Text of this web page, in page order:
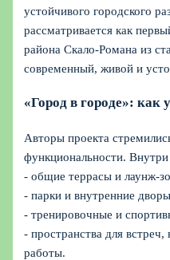
устойчивого городского
рассматривается как
района Скало-Романа из
современный, живой и
«Город в городе»: как
Авторы проекта
функциональности.
- общие террасы и лаунж-
- парки и внутренние
- тренировочные и
- пространства для
работы.